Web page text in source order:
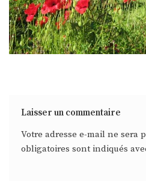
Laisser un commentaire
Votre adresse e-mail ne sera
obligatoires sont indiqués